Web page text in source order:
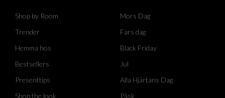
Shop by Room
Trender
Hemma hos
Bestsellers
Presenttips
Shop the look
Mors Dag
Fars dag
Black Friday
Jul
Alla Hjärtans Dag
Påsk